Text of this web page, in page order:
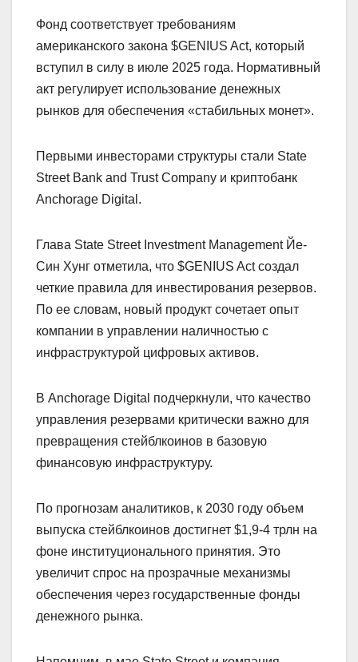
Фонд соответствует требованиям
американского закона $GENIUS Act, который
вступил в силу в июле 2025 года. Нормативный
акт регулирует использование денежных
рынков для обеспечения «стабильных монет».
Первыми инвесторами структуры стали State
Street Bank and Trust Company и криптобанк
Anchorage Digital.
Глава State Street Investment Management Йе-
Син Хунг отметила, что $GENIUS Act создал
четкие правила для инвестирования резервов.
По ее словам, новый продукт сочетает опыт
компании в управлении наличностью с
инфраструктурой цифровых активов.
В Anchorage Digital подчеркнули, что качество
управления резервами критически важно для
превращения стейблкоинов в базовую
финансовую инфраструктуру.
По прогнозам аналитиков, к 2030 году объем
выпуска стейблкоинов достигнет $1,9-4 трлн на
фоне институционального принятия. Это
увеличит спрос на прозрачные механизмы
обеспечения через государственные фонды
денежного рынка.